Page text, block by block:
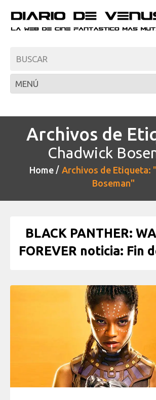
Archivos de
Chadwick
Home
Archivos de Etiqueta:
Boseman"
BLACK PANTHER:
FOREVER noticia: Fin